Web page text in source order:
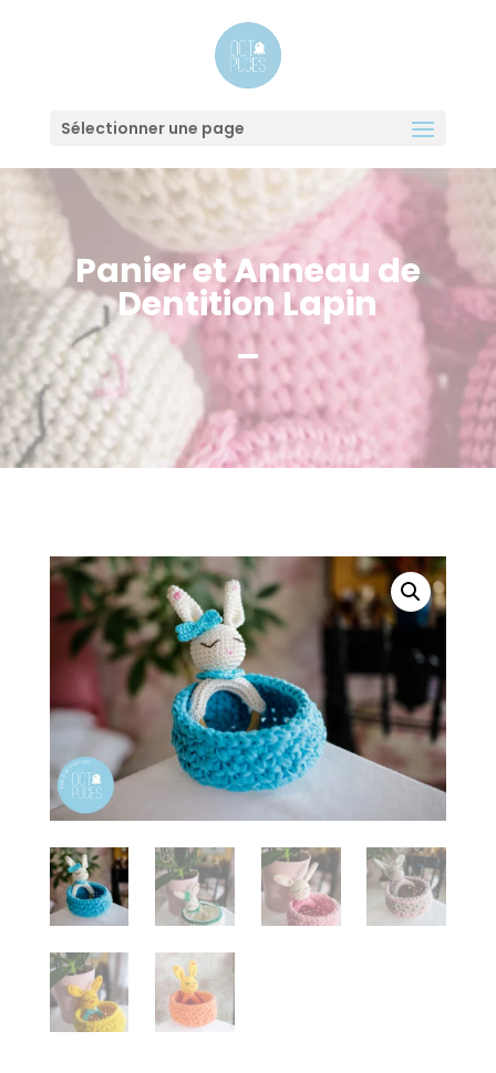
Sélectionner une page
Panier et Anneau de
Dentition Lapin